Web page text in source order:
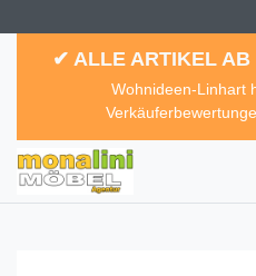
✔ ALLE ARTIKEL
Wohnideen-Linhart